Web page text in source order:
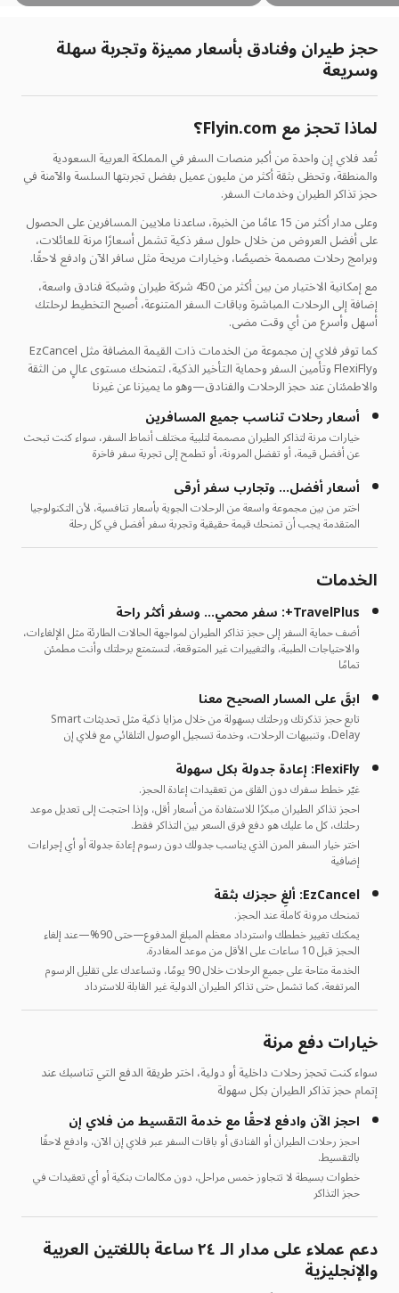
حجز طيران وفنادق بأسعار مميزة وتجربة سهلة
وسريعة
لماذا تحجز مع Flyin.com؟
تُعد فلاي إن واحدة من أكبر منصات السفر في المملكة العربية السعودية
والمنطقة، وتحظى بثقة أكثر من مليون عميل بفضل تجربتها السلسة والآمنة في
حجز تذاكر الطيران وخدمات السفر.
وعلى مدار أكثر من 15 عامًا من الخبرة، ساعدنا ملايين المسافرين على الحصول
على أفضل العروض من خلال حلول سفر ذكية تشمل أسعارًا مرنة للعائلات،
وبرامج رحلات مصممة خصيصًا، وخيارات مريحة مثل سافر الآن وادفع لاحقًا.
مع إمكانية الاختيار من بين أكثر من 450 شركة طيران وشبكة فنادق واسعة،
إضافة إلى الرحلات المباشرة وباقات السفر المتنوعة، أصبح التخطيط لرحلتك
أسهل وأسرع من أي وقت مضى.
كما توفر فلاي إن مجموعة من الخدمات ذات القيمة المضافة مثل EzCancel
وFlexiFly وتأمين السفر وحماية التأخير الذكية، لتمنحك مستوى عالٍ من الثقة
والاطمئنان عند حجز الرحلات والفنادق—وهو ما يميزنا عن غيرنا
أسعار رحلات تناسب جميع المسافرين
خيارات مرنة لتذاكر الطيران مصممة لتلبية مختلف أنماط السفر، سواء كنت تبحث
عن أفضل قيمة، أو تفضل المرونة، أو تطمح إلى تجربة سفر فاخرة
أسعار أفضل… وتجارب سفر أرقى
اختر من بين مجموعة واسعة من الرحلات الجوية بأسعار تنافسية، لأن التكنولوجيا
المتقدمة يجب أن تمنحك قيمة حقيقية وتجربة سفر أفضل في كل رحلة
الخدمات
TravelPlus+: سفر محمي… وسفر أكثر راحة
أضف حماية السفر إلى حجز تذاكر الطيران لمواجهة الحالات الطارئة مثل الإلغاءات،
والاحتياجات الطبية، والتغييرات غير المتوقعة، لتستمتع برحلتك وأنت مطمئن
تمامًا
ابقَ على المسار الصحيح معنا
تابع حجز تذكرتك ورحلتك بسهولة من خلال مزايا ذكية مثل تحديثات Smart
Delay، وتنبيهات الرحلات، وخدمة تسجيل الوصول التلقائي مع فلاي إن
FlexiFly: إعادة جدولة بكل سهولة
غيّر خطط سفرك دون القلق من تعقيدات إعادة الحجز.
احجز تذاكر الطيران مبكرًا للاستفادة من أسعار أقل، وإذا احتجت إلى تعديل موعد
رحلتك، كل ما عليك هو دفع فرق السعر بين التذاكر فقط.
اختر خيار السفر المرن الذي يناسب جدولك دون رسوم إعادة جدولة أو أي إجراءات
إضافية
EzCancel: ألغِ حجزك بثقة
تمنحك مرونة كاملة عند الحجز.
يمكنك تغيير خططك واسترداد معظم المبلغ المدفوع—حتى 90%—عند إلغاء
الحجز قبل 10 ساعات على الأقل من موعد المغادرة.
الخدمة متاحة على جميع الرحلات خلال 90 يومًا، وتساعدك على تقليل الرسوم
المرتفعة، كما تشمل حتى تذاكر الطيران الدولية غير القابلة للاسترداد
خيارات دفع مرنة
سواء كنت تحجز رحلات داخلية أو دولية، اختر طريقة الدفع التي تناسبك عند
إتمام حجز تذاكر الطيران بكل سهولة
احجز الآن وادفع لاحقًا مع خدمة التقسيط من فلاي إن
احجز رحلات الطيران أو الفنادق أو باقات السفر عبر فلاي إن الآن، وادفع لاحقًا
بالتقسيط.
خطوات بسيطة لا تتجاوز خمس مراحل، دون مكالمات بنكية أو أي تعقيدات في
حجز التذاكر
دعم عملاء على مدار الـ ٢٤ ساعة باللغتين العربية
والإنجليزية